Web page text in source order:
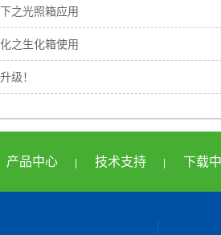
之光照箱应用
之生化箱使用
级！
产品中心 技术支持 下载